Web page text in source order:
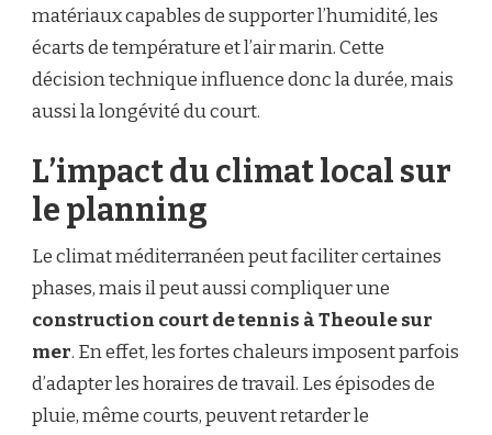
matériaux capables de supporter l’humidité, les
écarts de température et l’air marin. Cette
décision technique influence donc la durée, mais
aussi la longévité du court.
L’impact du climat local sur
le planning
Le climat méditerranéen peut faciliter certaines
phases, mais il peut aussi compliquer une
construction court de tennis à Theoule sur
mer. En effet, les fortes chaleurs imposent parfois
d’adapter les horaires de travail. Les épisodes de
pluie, même courts, peuvent retarder le